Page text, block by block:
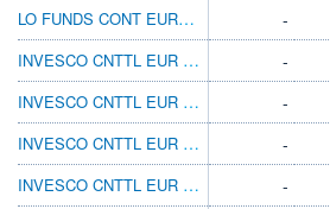
LO FUNDS CONT EUROPE FAMILY LDRS EUR PD
-
INVESCO CNTTL EUR SM CP EQ A EUR ACC
-
INVESCO CNTTL EUR SM CP EQ A USD AD
-
INVESCO CNTTL EUR SM CP EQ A EUR AD
-
INVESCO CNTTL EUR SM CP EQ Z EUR AD
-